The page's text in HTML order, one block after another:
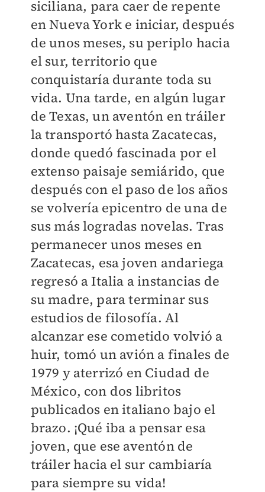
siciliana, para caer de repente
en Nueva York e iniciar, después
de unos meses, su periplo hacia
el sur, territorio que
conquistaría durante toda su
vida. Una tarde, en algún lugar
de Texas, un aventón en tráiler
la transportó hasta Zacatecas,
donde quedó fascinada por el
extenso paisaje semiárido, que
después con el paso de los años
se volvería epicentro de una de
sus más logradas novelas. Tras
permanecer unos meses en
Zacatecas, esa joven andariega
regresó a Italia a instancias de
su madre, para terminar sus
estudios de filosofía. Al
alcanzar ese cometido volvió a
huir, tomó un avión a finales de
1979 y aterrizó en Ciudad de
México, con dos libritos
publicados en italiano bajo el
brazo. ¡Qué iba a pensar esa
joven, que ese aventón de
tráiler hacia el sur cambiaría
para siempre su vida!